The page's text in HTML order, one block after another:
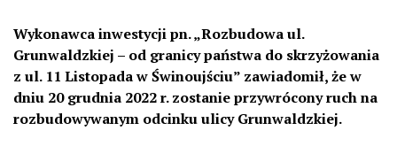
Wykonawca inwestycji pn. „Rozbudowa ul.
Grunwaldzkiej – od granicy państwa do skrzyżowania
z ul. 11 Listopada w Świnoujściu” zawiadomił, że w
dniu 20 grudnia 2022 r. zostanie przywrócony ruch na
rozbudowywanym odcinku ulicy Grunwaldzkiej.